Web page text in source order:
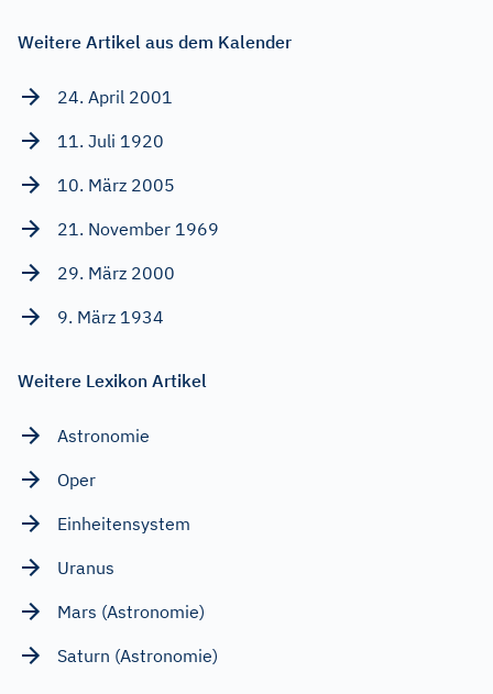
Weitere Artikel aus dem Kalender
24. April 2001
11. Juli 1920
10. März 2005
21. November 1969
29. März 2000
9. März 1934
Weitere Lexikon Artikel
Astronomie
Oper
Einheitensystem
Uranus
Mars (Astronomie)
Saturn (Astronomie)